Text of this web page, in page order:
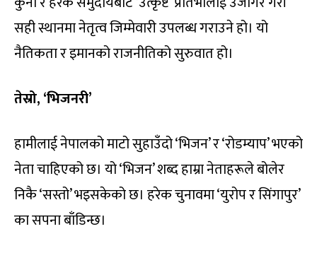
सही स्थानमा नेतृत्व जिम्मेवारी उपलब्ध गराउने हो। यो
नैतिकता र इमानको राजनीतिको सुरुवात हो।
तेस्रो, ‘भिजनरी’
हामीलाई नेपालको माटो सुहाउँदो ‘भिजन’ र ‘रोडम्याप’ भएको
नेता चाहिएको छ। यो ‘भिजन’ शब्द हाम्रा नेताहरूले बोलेर
निकै ‘सस्तो’ भइसकेको छ। हरेक चुनावमा ‘युरोप र सिंगापुर’
का सपना बाँडिन्छ।